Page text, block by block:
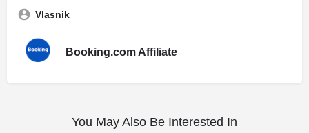
Vlasnik
Booking.com Affiliate
You May Also Be Interested In